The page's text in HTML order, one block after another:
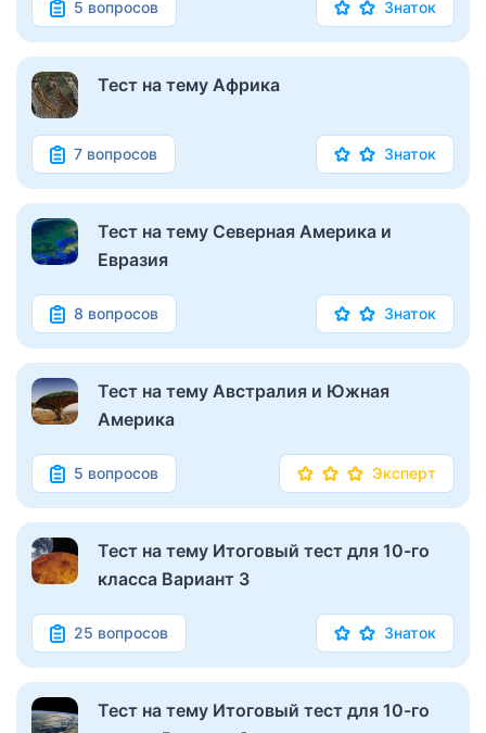
5 вопросов Знаток
Тест на тему Африка
7 вопросов Знаток
Тест на тему Северная Америка и
Евразия
8 вопросов Знаток
Тест на тему Австралия и Южная
Америка
5 вопросов Эксперт
Тест на тему Итоговый тест для 10-го
класса Вариант 3
25 вопросов Знаток
Тест на тему Итоговый тест для 10-го